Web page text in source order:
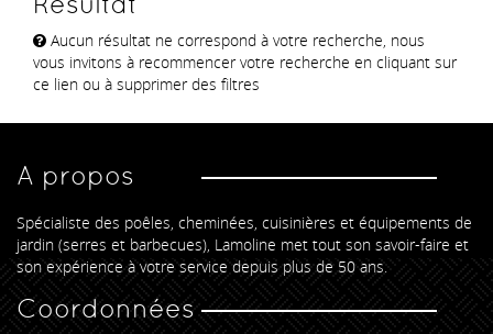
Aucun résultat ne correspond à votre recherche, nous
vous invitons à recommencer votre recherche en cliquant sur
ce lien ou à supprimer des filtres
A propos
Spécialiste des poêles, cheminées, cuisinières et équipements de
jardin (serres et barbecues), Lamoline met tout son savoir-faire et
son expérience à votre service depuis plus de 50 ans.
Coordonnées